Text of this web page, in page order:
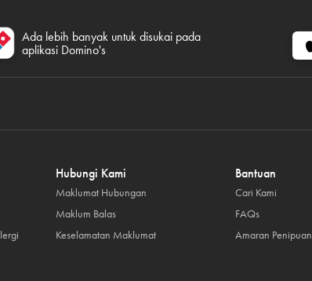
Ada lebih banyak untuk disukai pada
aplikasi Domino's
Hubungi Kami
Maklumat Hubungan
Maklum Balas
Keselamatan Maklumat
Bantuan
Cari Kami
FAQs
Amaran Penipuan